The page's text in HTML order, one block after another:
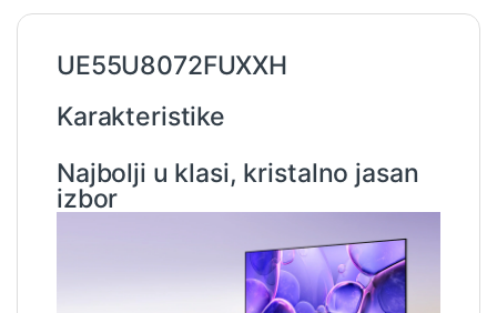
UE55U8072FUXXH
Karakteristike
Najbolji u klasi, kristalno jasan
izbor